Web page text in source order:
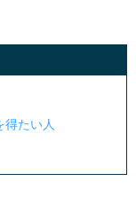
得たい人